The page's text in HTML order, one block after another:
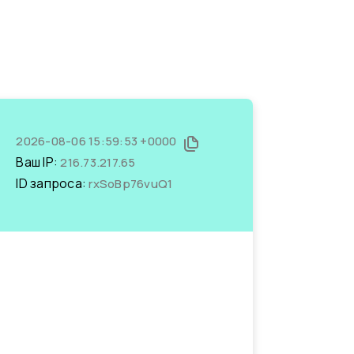
2026-08-06 15:59:53 +0000
Ваш IP:216.73.217.65
ID запроса:rxSoBp76vuQ1